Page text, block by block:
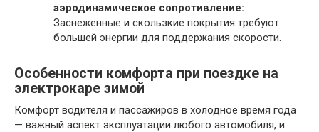
аэродинамическое сопротивление:
Заснеженные и скользкие покрытия требуют
большей энергии для поддержания скорости.
Особенности комфорта при поездке на
электрокаре зимой
Комфорт водителя и пассажиров в холодное время года
— важный аспект эксплуатации любого автомобиля, и